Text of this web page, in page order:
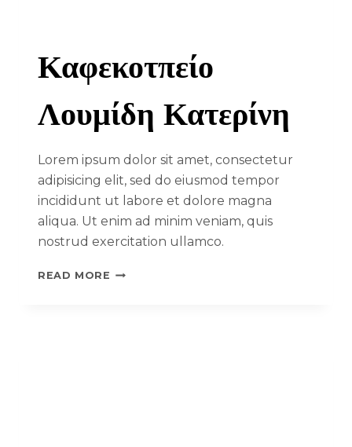
Καφεκοτπείο
Λουμίδη Κατερίνη
Lorem ipsum dolor sit amet, consectetur
adipisicing elit, sed do eiusmod tempor
incididunt ut labore et dolore magna
aliqua. Ut enim ad minim veniam, quis
nostrud exercitation ullamco.
READ MORE